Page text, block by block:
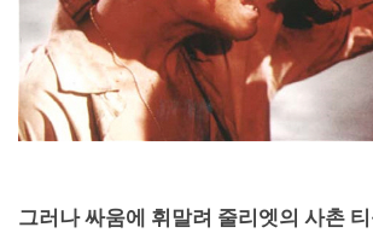
그러나 싸움에 휘말려 줄리엣의 사촌 티